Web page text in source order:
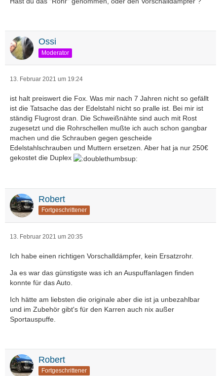
Ossi
Moderator
13. Februar 2021 um 19:24
ist halt preiswert die Fox. Was mir nach 7 Jahren nicht so gefällt
ist die Tatsache das der Edelstahl nicht so pralle ist. Bei mir ist
ständig Flugrost dran. Die Schweißnähte sind auch mit Rost
zugesetzt und die Rohrschellen mußte ich auch schon gangbar
machen und die Schrauben gegen gescheide
Edelstahlschrauben und Muttern ersetzen. Aber hat ja nur 250€
gekostet die Duplex
Robert
Fortgeschrittener
13. Februar 2021 um 20:35
Ich habe einen richtigen Vorschalldämpfer, kein Ersatzrohr.
Ja es war das günstigste was ich an Auspuffanlagen finden
konnte für das Auto.
Ich hätte am liebsten die originale aber die ist ja unbezahlbar
und im Zubehör gibt's für den Karren auch nix außer
Sportauspuffe.
Robert
Fortgeschrittener